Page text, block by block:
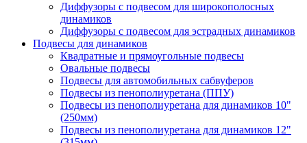
Диффузоры с подвесом для широкополосных
динамиков
Диффузоры с подвесом для эстрадных динамиков
Подвесы для динамиков
Квадратные и прямоугольные подвесы
Овальные подвесы
Подвесы для автомобильных сабвуферов
Подвесы из пенополиуретана (ППУ)
Подвесы из пенополиуретана для динамиков 10"
(250мм)
Подвесы из пенополиуретана для динамиков 12"